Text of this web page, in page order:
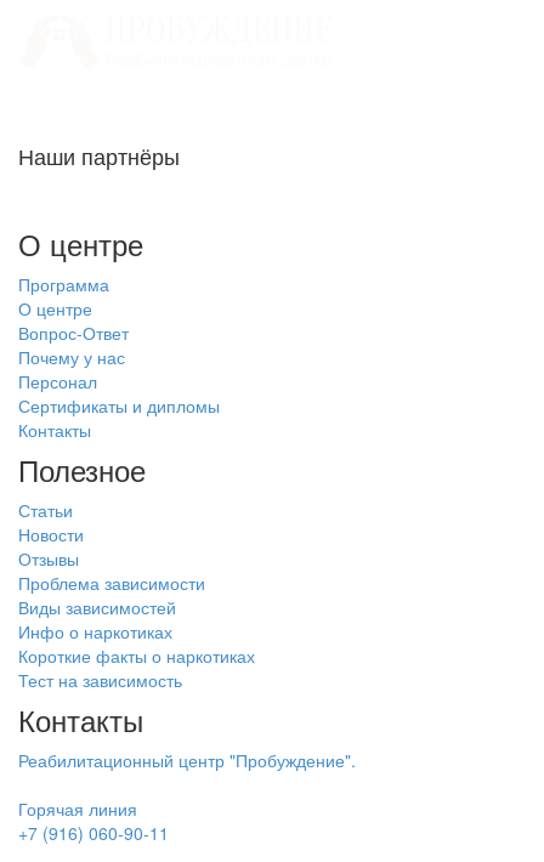
Наши партнёры
О центре
Программа
О центре
Вопрос-Ответ
Почему у нас
Персонал
Сертификаты и дипломы
Контакты
Полезное
Статьи
Новости
Отзывы
Проблема зависимости
Виды зависимостей
Инфо о наркотиках
Короткие факты о наркотиках
Тест на зависимость
Контакты
Реабилитационный центр "Пробуждение".
Горячая линия
+7 (916) 060-90-11